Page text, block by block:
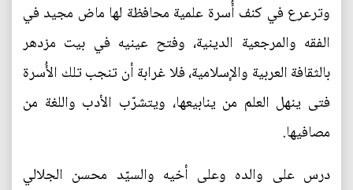
وترعرع في كنف أُسرة علمية محافظة لها ماض مجيد في
الفقه والمرجعية الدينية، وفتح عينيه في بيت مزدهر
بالثقافة العربية والإسلامية، فلا غرابة أن تنجب تلك الأُسرة
فتى ينهل العلم من ينابيعها، ويتشرّب الأدب واللغة من
مصافيها.
درس على والده وعلى أخيه والسيّد محسن الجلالي